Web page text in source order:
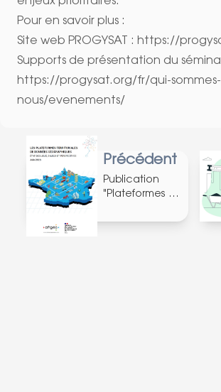
Pour en savoir plus :
Site web PROGYSAT : https://
Supports de présentation du
https://progysat.org/fr/qui-sommes-
nous/evenements/
Précédent
Publication
"Plateformes de
géographiques"